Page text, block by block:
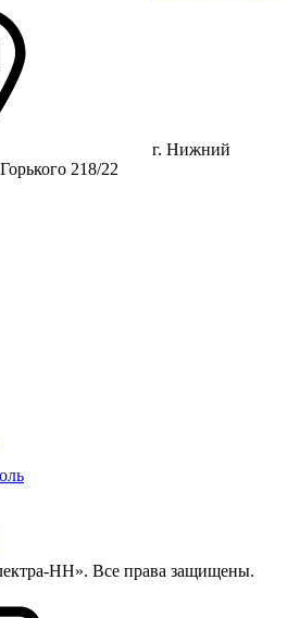
г. Нижний
218/22
НН». Все права защищены.